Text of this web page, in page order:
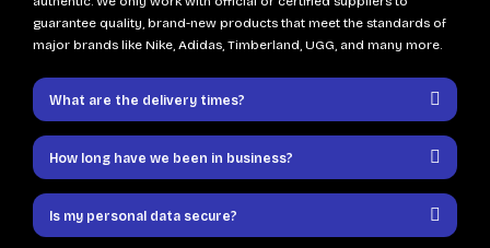
guarantee quality, brand-new products that meet the standards of
major brands like Nike, Adidas, Timberland, UGG, and many more.
What are the delivery times?
How long have we been in business?
Is my personal data secure?